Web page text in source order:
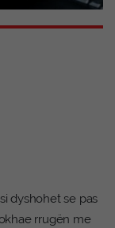
dyshohet se pas
rrugën me